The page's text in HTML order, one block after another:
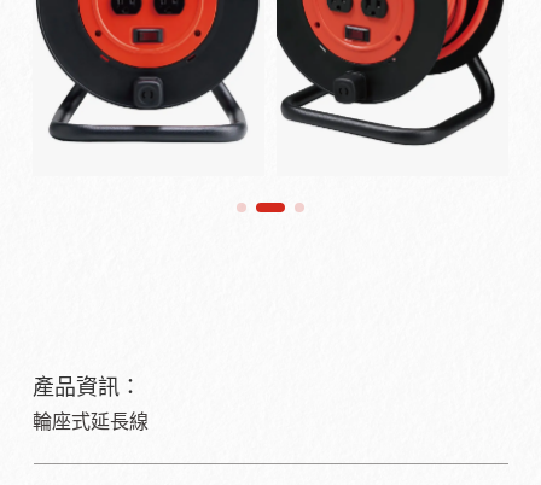
產品資訊：
輪座式延長線